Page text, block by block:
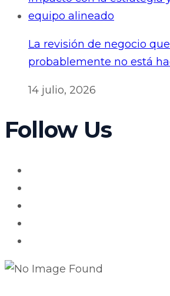
La revisión de negocio
probablemente no está
14 julio, 2026
Follow Us